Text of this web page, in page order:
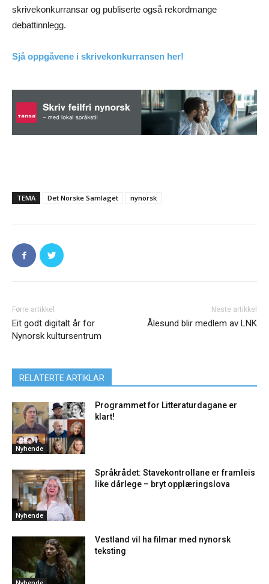
skrivekonkurransar og publiserte også rekordmange
debattinnlegg.
Sjå oppgåvene i skrivekonkurransen her!
TEMA Det Norske Samlaget nynorsk
Førre artikkel
Eit godt digitalt år for
Nynorsk kultursentrum
Neste artikkel
Ålesund blir medlem av LNK
RELATERTE ARTIKLAR
Nyhende
Programmet for Litteraturdagane er
klart!
Nyhende
Språkrådet: Stavekontrollane er framleis
like dårlege – bryt opplæringslova
Vestland vil ha filmar med nynorsk
teksting